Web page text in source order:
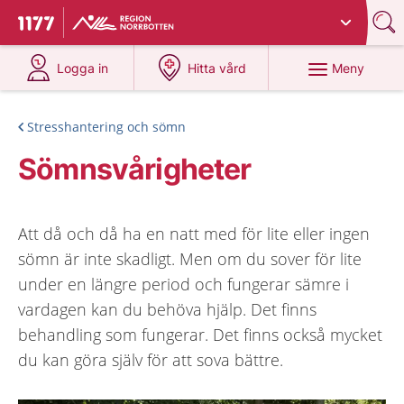
Till startsidan för 1177
Du har valt region
Logga in
på 1177.se
Hitta vård
på 1177.se
Meny
Stresshantering och sömn
Sömnsvårigheter
Att då och då ha en natt med för lite eller ingen
sömn är inte skadligt. Men om du sover för lite
under en längre period och fungerar sämre i
vardagen kan du behöva hjälp. Det finns
behandling som fungerar. Det finns också mycket
du kan göra själv för att sova bättre.